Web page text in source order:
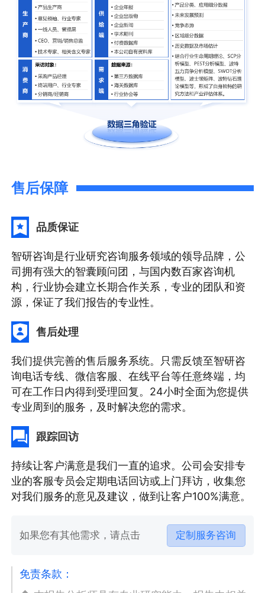
售后保障
品质保证
智研咨询是行业研究咨询服务领域的领导品牌，公
司拥有强大的智囊顾问团，与国内数百家咨询机
构，行业协会建立长期合作关系，专业的团队和资
源，保证了我们报告的专业性。
售后处理
我们提供完善的售后服务系统。只需反馈至智研咨
询电话专线、微信客服、在线平台等任意终端，均
可在工作日内得到受理回复。24小时全面为您提供
专业周到的服务，及时解决您的需求。
跟踪回访
持续让客户满意是我们一直的追求。公司会安排专
业的客服专员会定期电话回访或上门拜访，收集您
对我们服务的意见及建议，做到让客户100%满意。
如果您有其他需求，请点击 定制服务咨询
免责条款：